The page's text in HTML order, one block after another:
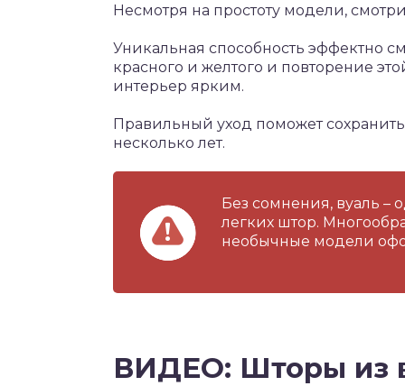
Несмотря на простоту модели,
Уникальная способность эффектно
красного и желтого и повторение
интерьер ярким.
Правильный уход поможет
несколько лет.
Без сомнения, вуаль –
легких штор.
необычные модели
ВИДЕО: Шторы из